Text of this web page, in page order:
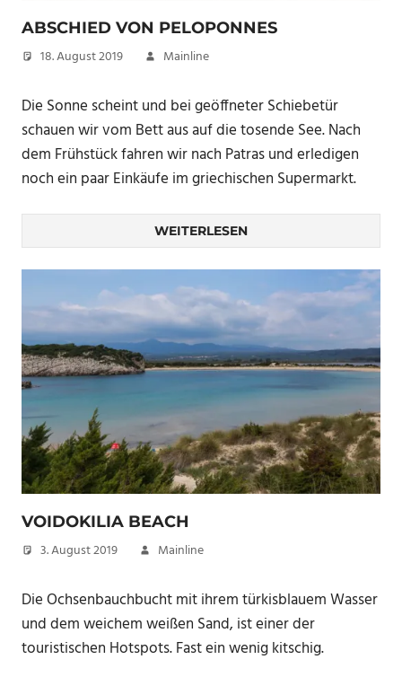
ABSCHIED VON PELOPONNES
18. August 2019 Mainline
Die Sonne scheint und bei geöffneter Schiebetür
schauen wir vom Bett aus auf die tosende See. Nach
dem Frühstück fahren wir nach Patras und erledigen
noch ein paar Einkäufe im griechischen Supermarkt.
WEITERLESEN
VOIDOKILIA BEACH
3. August 2019 Mainline
Die Ochsenbauchbucht mit ihrem türkisblauem Wasser
und dem weichem weißen Sand, ist einer der
touristischen Hotspots. Fast ein wenig kitschig.